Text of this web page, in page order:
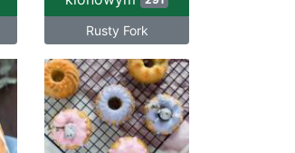
Rusty Fork